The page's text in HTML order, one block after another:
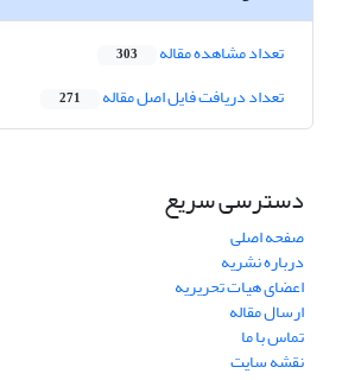
تعداد مشاهده مقاله 303
تعداد دریافت فایل اصل مقاله 271
دسترسی سریع
صفحه اصلی
درباره نشریه
اعضای هیات تحریریه
ارسال مقاله
تماس با ما
نقشه سایت